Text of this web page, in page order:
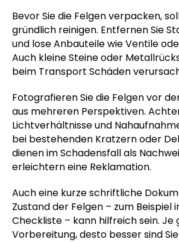
Bevor Sie die Felgen verpacken,
gründlich reinigen. Entfernen Sie
und lose Anbauteile wie Ventile
Auch kleine Steine oder
beim Transport Schäden
Fotografieren Sie die Felgen vor
aus mehreren Perspektiven.
Lichtverhältnisse und
bei bestehenden Kratzern oder
dienen im Schadensfall als
erleichtern eine Reklamation.
Auch eine kurze schriftliche
Zustand der Felgen – zum Beispiel
Checkliste – kann hilfreich sein. Je
Vorbereitung, desto besser sind